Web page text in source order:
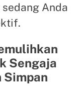
Anda
Sengaja
Simpan